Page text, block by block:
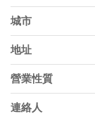
城市
地址
營業性質
連絡人